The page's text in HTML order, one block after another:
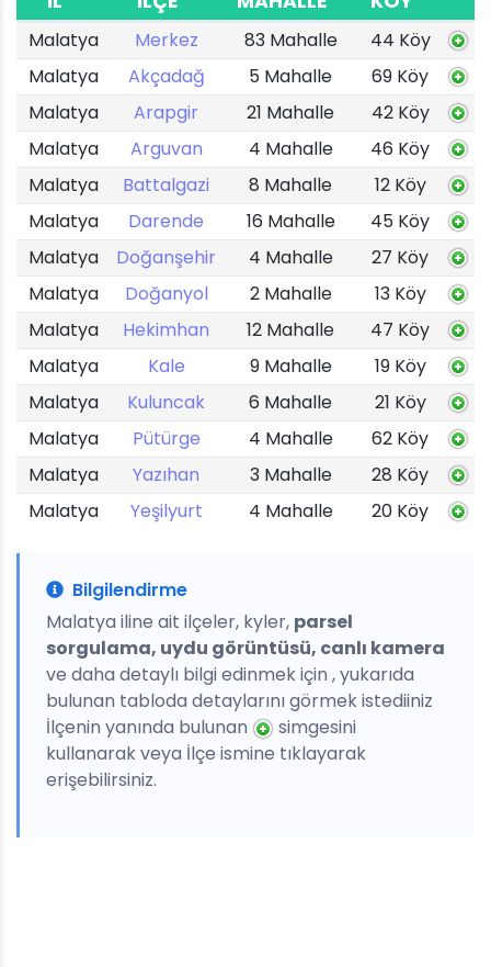
Malatya Merkez 83 Mahalle
44 Köy
Malatya
Akçadağ 5 Mahalle
69 Köy
Malatya
Arapgir 21 Mahalle
42 Köy
Malatya
Arguvan 4 Mahalle
46 Köy
Malatya
Battalgazi 8 Mahalle
12 Köy
Malatya
Darende 16 Mahalle
45 Köy
Malatya
Doğanşehir 4 Mahalle
27 Köy
Malatya
Doğanyol 2 Mahalle
13 Köy
Malatya
Hekimhan 12 Mahalle
47 Köy
Malatya
Kale 9 Mahalle
19 Köy
Malatya
Kuluncak 6 Mahalle
21 Köy
Malatya
Pütürge 4 Mahalle
62 Köy
Malatya
Yazıhan 3 Mahalle
28 Köy
Malatya
Yeşilyurt 4 Mahalle 20 Köy
Bilgilendirme
Malatya iline ait ilçeler, kyler, parsel
sorgulama, uydu görüntüsü, canlı kamera
ve daha detaylı bilgi edinmek için , yukarıda
bulunan tabloda detaylarını görmek istediiniz
İlçenin yanında bulunan
simgesini
kullanarak veya İlçe ismine tıklayarak
erişebilirsiniz.